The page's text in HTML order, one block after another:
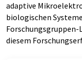
adaptive
biologischen
Forschungsgruppen-
diesem